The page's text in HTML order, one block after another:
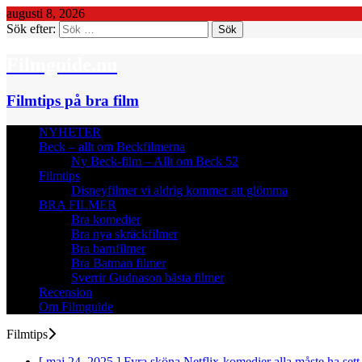
augusti 8, 2026
Sök efter:
Filmtips på bra film
NYHETER
Beck – allt om Beckfilmerna
Ny Beck-film – Allt om Beck 52
Filmtips
Disneyfilmer vi aldrig kommer att glömma
BRA FILMER
Bra komedier
Bra nya skräckfilmer
Bra barnfilmer
Bra Batman filmer
Sverrir Gudnason bästa filmer
Recension
Om Filmguide
Filmtips